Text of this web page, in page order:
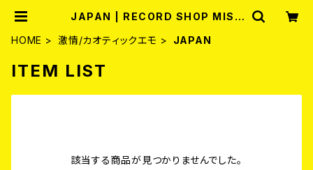
JAPAN | RECORD SHOP MISE
HOME
激情/カオティックエモ JAPAN
ITEM LIST
該当する商品が見つかりませんでした。